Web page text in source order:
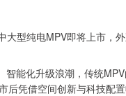
能化升级浪潮，传统
后凭借空间创新与科技配